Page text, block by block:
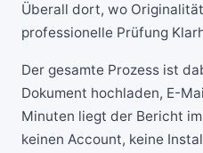
Überall dort, wo
professionelle Prüfung
Der gesamte Prozess ist
Dokument hochladen, E-
Minuten liegt der Bericht
keinen Account, keine